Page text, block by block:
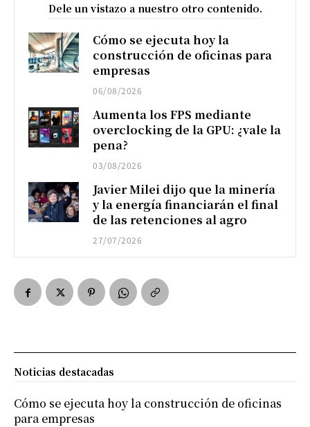
Dele un vistazo a nuestro otro contenido.
Cómo se ejecuta hoy la
construcción de oficinas para
empresas
06/08/2026
Aumenta los FPS mediante
overclocking de la GPU: ¿vale la
pena?
03/08/2026
Javier Milei dijo que la minería
y la energía financiarán el final
de las retenciones al agro
27/07/2026
Noticias destacadas
Cómo se ejecuta hoy la construcción de oficinas
para empresas